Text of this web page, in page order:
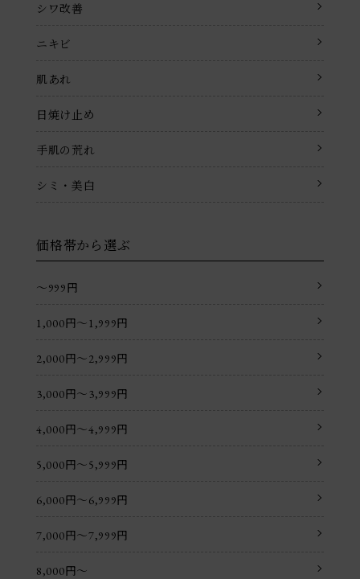
シワ改善
ニキビ
肌あれ
日焼け止め
手肌の荒れ
シミ・美白
価格帯から選ぶ
〜999円
1,000円〜1,999円
2,000円〜2,999円
3,000円〜3,999円
4,000円〜4,999円
5,000円〜5,999円
6,000円〜6,999円
7,000円〜7,999円
8,000円〜